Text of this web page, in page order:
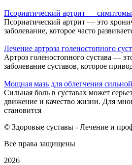
Псориатический артрит —
Псориатический артрит — это
заболевание, которое часто
Лечение артроза голеностопного
Артроз голеностопного сустава —
заболевание суставов, которое
Мощная мазь для облегчения
Сильная боль в суставах может
движение и качество жизни. Для
становится
© Здоровые суставы - Лечение и
Все права защищены
2026